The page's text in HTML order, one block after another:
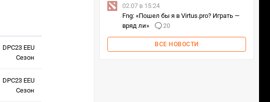
DPC23 EEU
Сезон
DPC23 EEU
Сезон
02.07 в 15:24
Fng: «Пошел бы я в Virtus.pro? Играть —
вряд ли»
20
ВСЕ НОВОСТИ